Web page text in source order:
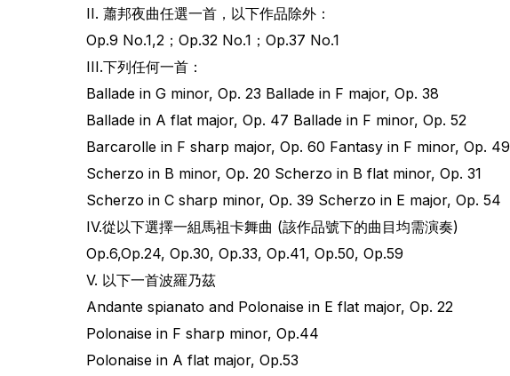
II. 蕭邦夜曲任選一首，以下作品除外：
Op.9 No.1,2；Op.32 No.1；Op.37 No.1
III.下列任何一首：
Ballade in G minor, Op. 23 Ballade in F major, Op. 38
Ballade in A flat major, Op. 47 Ballade in F minor, Op. 52
Barcarolle in F sharp major, Op. 60 Fantasy in F minor, Op. 49
Scherzo in B minor, Op. 20 Scherzo in B flat minor, Op. 31
Scherzo in C sharp minor, Op. 39 Scherzo in E major, Op. 54
IV.從以下選擇一組馬祖卡舞曲 (該作品號下的曲目均需演奏)
Op.6,Op.24, Op.30, Op.33, Op.41, Op.50, Op.59
V. 以下一首波羅乃茲
Andante spianato and Polonaise in E flat major, Op. 22
Polonaise in F sharp minor, Op.44
Polonaise in A flat major, Op.53